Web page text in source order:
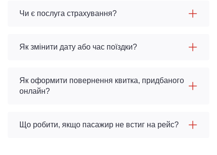
Чи є послуга страхування?
Як змінити дату або час поїздки?
Як оформити повернення квитка, придбаного
онлайн?
Що робити, якщо пасажир не встиг на рейс?